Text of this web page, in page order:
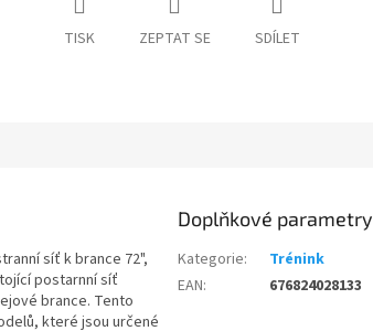
TISK ZEPTAT SE SDÍLET
síť k brance 72",
postarnní síť
brance. Tento
které jsou určené
Doplňkové parametry
Kategorie:
Trénink
EAN: 676824028133